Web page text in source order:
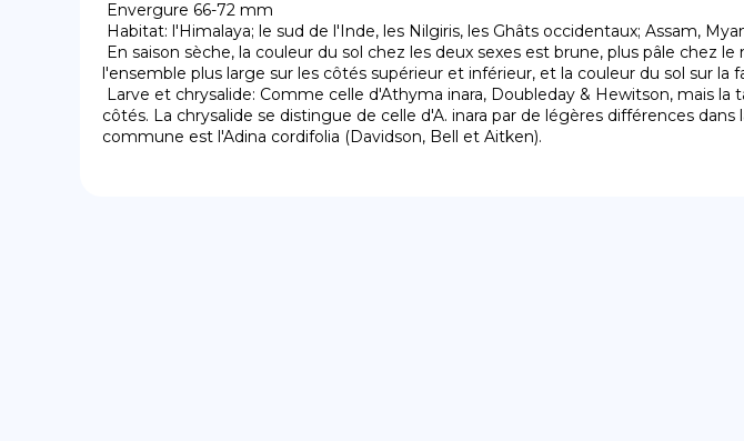
l'ensemble plus large sur les côtés supérieur et inférieur, et la couleur du sol sur la
côtés. La chrysalide se distingue de celle d'A. inara par de légères différences
commune est l'Adina cordifolia (Davidson, Bell et Aitken).